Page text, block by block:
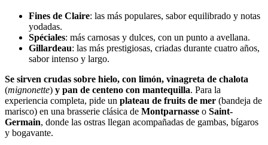
Fines de Claire: las más populares, sabor equilibrado y notas
yodadas.
Spéciales: más carnosas y dulces, con un punto a avellana.
Gillardeau: las más prestigiosas, criadas durante cuatro años,
sabor intenso y largo.
Se sirven crudas sobre hielo, con limón, vinagreta de chalota
(mignonette) y pan de centeno con mantequilla. Para la
experiencia completa, pide un plateau de fruits de mer (bandeja de
marisco) en una brasserie clásica de Montparnasse o Saint-
Germain, donde las ostras llegan acompañadas de gambas, bígaros
y bogavante.